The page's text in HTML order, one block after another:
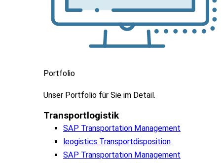
Portfolio
Unser Portfolio für Sie im Detail.
Transportlogistik
SAP Transportation Management
leogistics Transportdisposition
SAP Transportation Management